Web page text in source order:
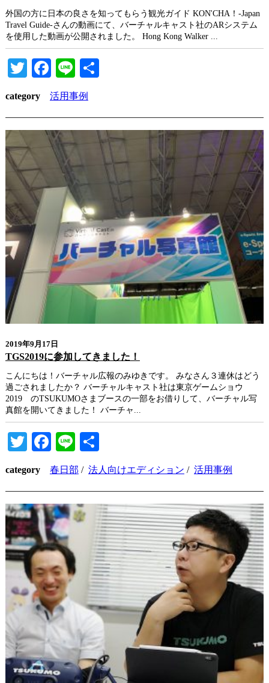
外国の方に日本の良さを知ってもらう観光ガイド KON'CHA！-Japan
Travel Guide-さんの動画にて、バーチャルキャスト社のARシステム
を使用した動画が公開されました。 Hong Kong Walker ...
TwitterFacebook
Line
category 活用事例
2019年9月17日
TGS2019に参加してきました！
こんにちは！バーチャル広報のみゆきです。 みなさん３連休はどう
過ごされましたか？ バーチャルキャスト社は東京ゲームショウ
2019 のTSUKUMOさまブースの一部をお借りして、バーチャル写
真館を開いてきました！ バーチャ...
TwitterFacebook
Line
有
category 春日部 / 法人向けエディション / 活用事例